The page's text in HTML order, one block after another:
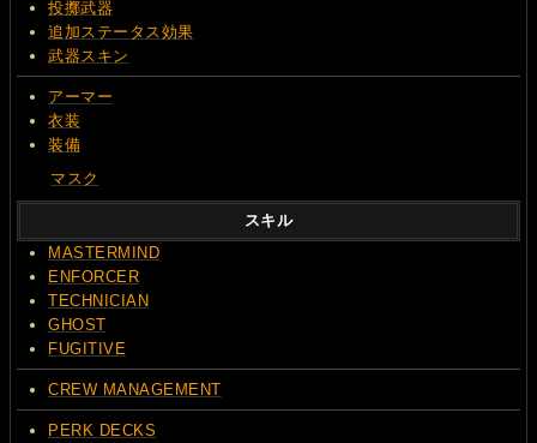
投擲武器
追加ステータス効果
武器スキン
アーマー
衣装
装備
マスク
スキル
MASTERMIND
ENFORCER
TECHNICIAN
GHOST
FUGITIVE
CREW MANAGEMENT
PERK DECKS